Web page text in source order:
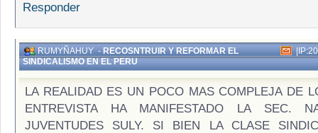
Responder
RUMYÑAHUY-RECOSNTRUIR Y REFORMAR EL
SINDICALISMO EN EL PERU
|
LA REALIDAD ES UN POCO MAS COMPLEJA DE
ENTREVISTA HA MANIFESTADO LA SEC.
JUVENTUDES SULY. SI BIEN LA CLASE